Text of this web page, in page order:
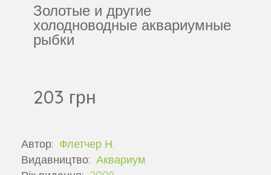
Золотые и другие
холодноводные аквариумные
рыбки
203 грн
Автор: Флетчер Н.
Видавництво: Аквариум